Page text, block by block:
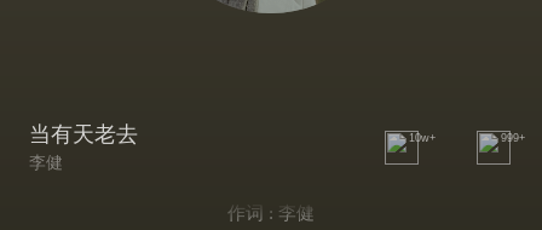
当有天老去
李健
10w+ 999+
作词 : 李健